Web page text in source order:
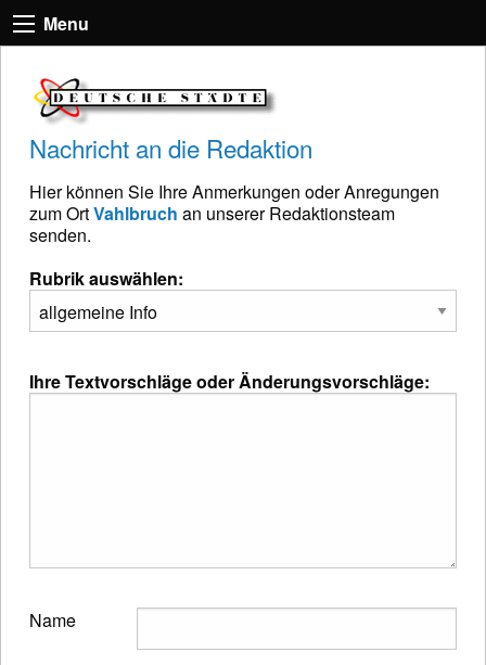
Menu
Nachricht an die Redaktion
Hier können Sie Ihre Anmerkungen oder Anregungen
zum OrtVahlbruch an unserer Redaktionsteam
senden.
Rubrik auswählen:
Ihre Textvorschläge oder Änderungsvorschläge:
Name